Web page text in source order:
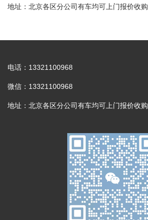
地址：北京各区分公司有车均可上门报价收购
电话：13321100968
微信：13321100968
地址：北京各区分公司有车均可上门报价收购